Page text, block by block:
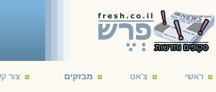
ראשי צ'אט מבזקים צור